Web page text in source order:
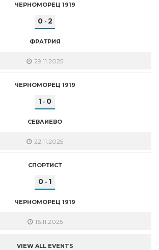
ЧЕРНОМОРЕЦ 1919
0- 2
ФРАТРИЯ
29.11.2025
ЧЕРНОМОРЕЦ 1919
1 - 0
СЕВЛИЕВО
22.11.2025
СПОРТИСТ
0 - 1
ЧЕРНОМОРЕЦ 1919
16.11.2025
VIEW ALL EVENTS